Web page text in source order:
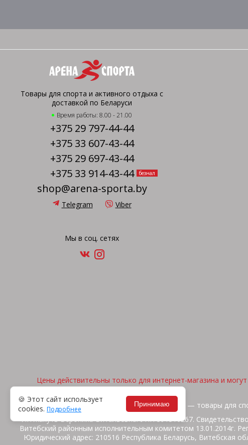
Товары для спорта и активного отдыха с
доставкой по Беларуси
Время работы: 8.00 - 21.00
+375 29 797-44-44
+375 33 607-43-44
+375 29 697-43-44
+375 33 914-43-44
безнал
shop@arena-sporta.by
Telegram Viber
Мы в соц. сетях
Цены действительны только для интернет-магазина и
2026, © "Арена спорта" — товары для
ИП Жакуть Вероника Витальевна. УНП 391316267.
Витебский районным исполнительным комитетом 13.01.2014г.
Юридический адрес: 210516 Республика Беларусь, Витебская
🍪 Этот сайт использует
cookies. Подробнее
Принимаю